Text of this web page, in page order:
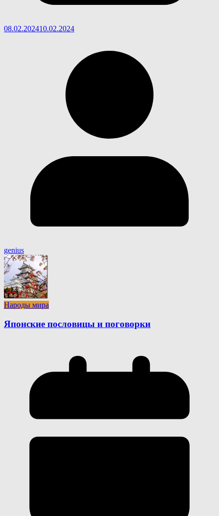
08.02.202410.02.2024
genius
Народы мира
Японские пословицы и поговорки